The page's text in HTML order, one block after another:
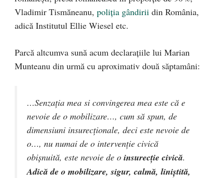
Vladimir Tismăneanu, poliția gândirii din România,
adică Institutul Ellie Wiesel etc.
Parcă altcumva sună acum declarațiile lui Marian
Munteanu din urmă cu aproximativ două săptamâni:
…Senzația mea si convingerea mea este că e
nevoie de o mobilizare…, cum să spun, de
dimensiuni insurecționale, deci este nevoie de
o…, nu numai de o intervenție civică
obișnuită, este nevoie de o insurecție civică.
Adică de o mobilizare, sigur, calmă, liniştită,